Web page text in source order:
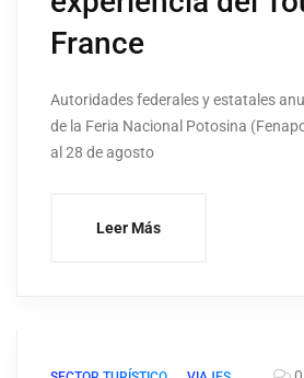
France
Autoridades federales y estatales
de la Feria Nacional Potosina
al 28 de agosto
Leer Más